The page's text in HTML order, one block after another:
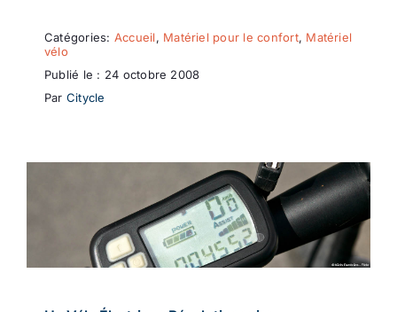
Catégories: Accueil, Matériel pour le confort, Matériel
vélo
Publié le : 24 octobre 2008
Par Citycle